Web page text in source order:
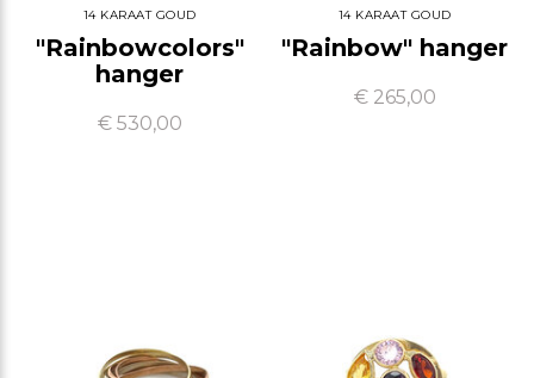
14 KARAAT GOUD
"Rainbowcolors"
hanger
€ 530,00
14 KARAAT GOUD
"Rainbow" hanger
€ 265,00